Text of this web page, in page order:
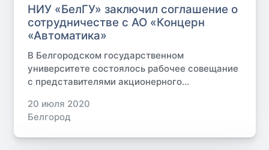
НИУ «БелГУ» заключил соглашение о
сотрудничестве с АО «Концерн
«Автоматика»
В Белгородском государственном
университете состоялось рабочее совещание
с представителями акционерного...
20 июля 2020
Белгород